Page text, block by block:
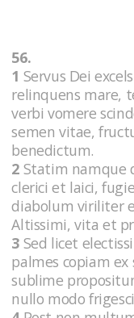
56.
1 Servus Dei
relinquens mare,
verbi vomere
semen vitae,
benedictum.
2 Statim namque
clerici et laici,
diabolum viriliter
Altissimi, vita et
3 Sed licet
palmes copiam
sublime
nullo modo